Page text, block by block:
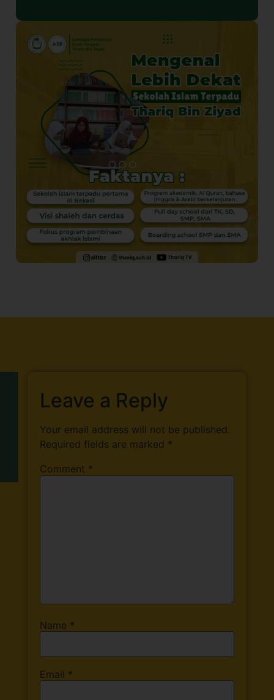
Leave a Reply
Your email address will not be published.
Required fields are marked *
Comment *
Name *
Email *